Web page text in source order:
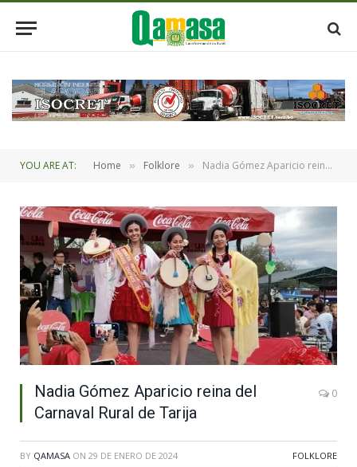
YOU ARE AT: Home » Folklore » Nadia Gómez Aparicio reina del Carnaval Rural de Tarija
Nadia Gómez Aparicio reina del
Carnaval Rural de Tarija
0
BY QAMASA ON 29 DE ENERO DE 2024 FOLKLORE